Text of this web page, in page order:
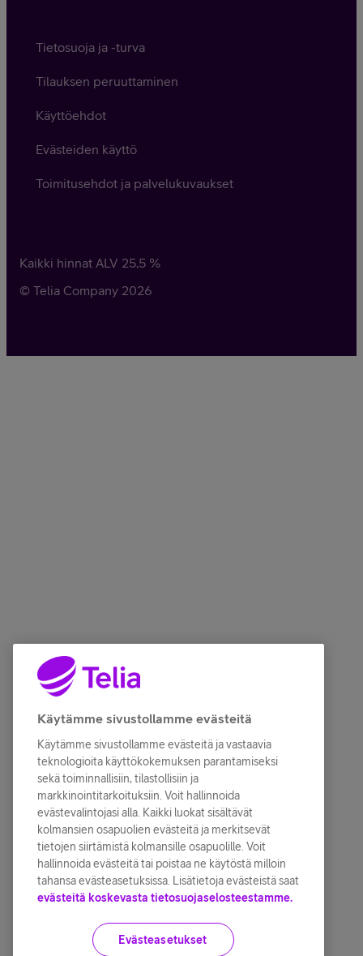
Tietosuoja ja -turva
Tilauksen peruuttaminen
Käyttöehdot
Evästeiden käyttö
Toimitusehdot ja palvelukuvaukset
Kaikki hinnat ALV 25,5 %
© Telia Company 2026
Käytämme sivustollamme evästeitä
Käytämme sivustollamme evästeitä ja vastaavia
teknologioita käyttökokemuksen parantamiseksi
sekä toiminnallisiin, tilastollisiin ja
markkinointitarkoituksiin. Voit hallinnoida
evästevalintojasi alla. Kaikki luokat sisältävät
kolmansien osapuolien evästeitä ja merkitsevät
tietojen siirtämistä kolmansille osapuolille. Voit
hallinnoida evästeitä tai poistaa ne käytöstä milloin
tahansa evästeasetuksissa. Lisätietoja evästeistä saat
evästeitä koskevasta tietosuojaselosteestamme.
Evästeasetukset